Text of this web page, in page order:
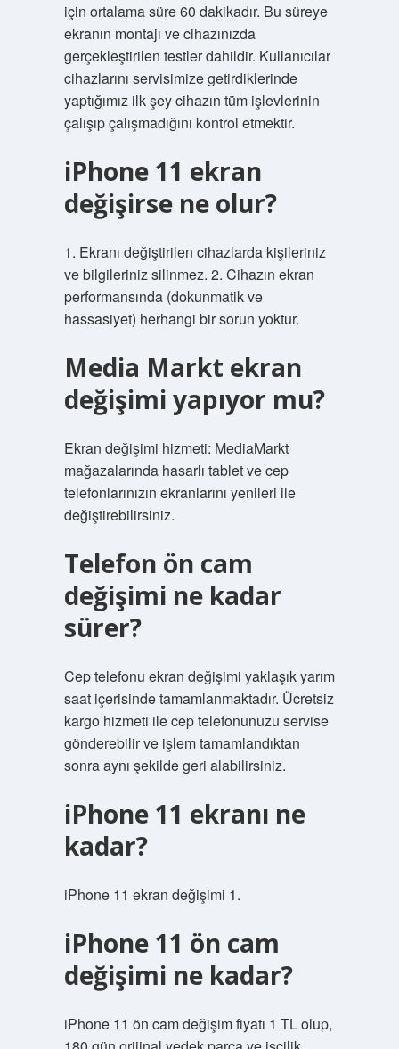
için ortalama süre 60 dakikadır. Bu süreye
ekranın montajı ve cihazınızda
gerçekleştirilen testler dahildir. Kullanıcılar
cihazlarını servisimize getirdiklerinde
yaptığımız ilk şey cihazın tüm işlevlerinin
çalışıp çalışmadığını kontrol etmektir.
iPhone 11 ekran
değişirse ne olur?
1. Ekranı değiştirilen cihazlarda kişileriniz
ve bilgileriniz silinmez. 2. Cihazın ekran
performansında (dokunmatik ve
hassasiyet) herhangi bir sorun yoktur.
Media Markt ekran
değişimi yapıyor mu?
Ekran değişimi hizmeti: MediaMarkt
mağazalarında hasarlı tablet ve cep
telefonlarınızın ekranlarını yenileri ile
değiştirebilirsiniz.
Telefon ön cam
değişimi ne kadar
sürer?
Cep telefonu ekran değişimi yaklaşık yarım
saat içerisinde tamamlanmaktadır. Ücretsiz
kargo hizmeti ile cep telefonunuzu servise
gönderebilir ve işlem tamamlandıktan
sonra aynı şekilde geri alabilirsiniz.
iPhone 11 ekranı ne
kadar?
iPhone 11 ekran değişimi 1.
iPhone 11 ön cam
değişimi ne kadar?
iPhone 11 ön cam değişim fiyatı 1 TL olup,